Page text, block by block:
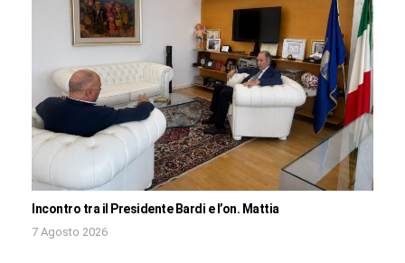
Incontro tra il Presidente Bardi e l’on. Mattia
7 Agosto 2026